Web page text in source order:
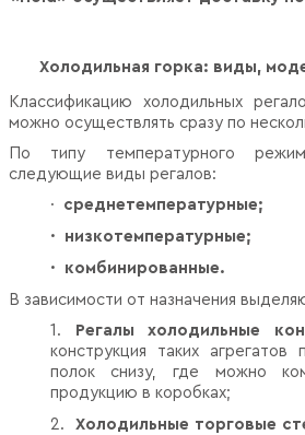
Холодильная горка: виды,
Классификацию холодильных
можно осуществлять сразу по
По типу температурного
следующие виды регалов:
·
среднетемпературные;
·
низкотемпературные;
·
комбинированные.
В зависимости от назначения
1.
Регалы холодильные
конструкция таких агрегатов
полок снизу, где можно
продукцию в коробках;
2.
Холодильные торговые